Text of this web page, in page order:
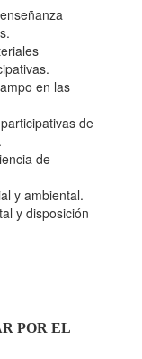
en las
de
de
y ambiental.
y disposición
POR EL